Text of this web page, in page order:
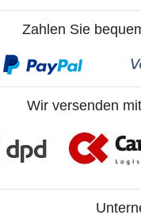
Zahlen Sie
Wir versenden mit